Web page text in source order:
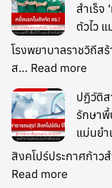
สำเร็จ
ตัวไว
โรงพยาบาลราชวิถีส
ส… Read more
ปฏิวัติส
รักษาพื้
แม่นย
สิงคโปร์ประกาศก้า
Read more